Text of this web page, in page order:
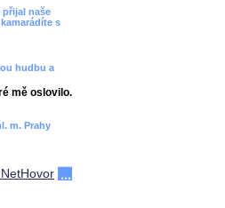
přijal naše
s
hudbu a
mě oslovilo.
m. Prahy